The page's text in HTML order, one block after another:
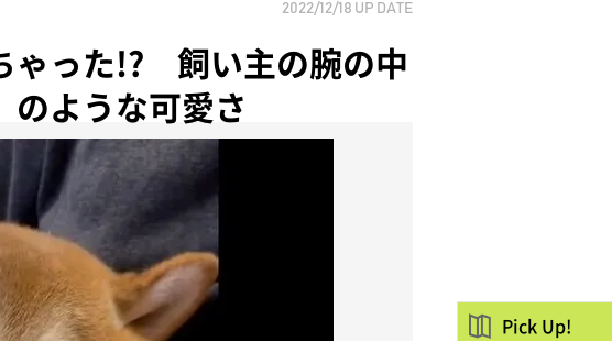
2022/12/18 UP DATE
ゃった!? 飼い主の腕の中
のような可愛さ
Pick Up!